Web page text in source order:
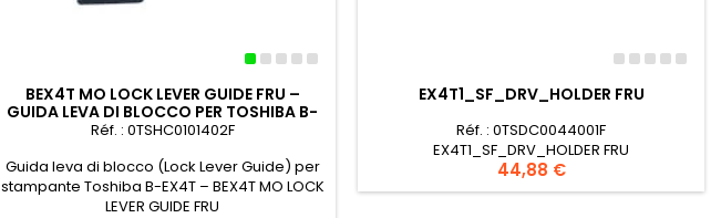
BEX4T MO LOCK LEVER GUIDE FRU –
GUIDA LEVA DI BLOCCO PER TOSHIBA B-
EX4T
Réf. : 0TSHC0101402F
Guida leva di blocco (Lock Lever Guide) per
stampante Toshiba B-EX4T – BEX4T MO LOCK
LEVER GUIDE FRU
EX4T1_SF_DRV_HOLDER FRU
Réf. : 0TSDC0044001F
EX4T1_SF_DRV_HOLDER FRU
Prezzo
44,88 €